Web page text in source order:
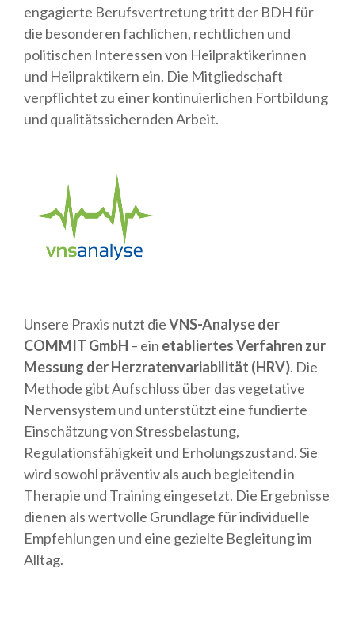
engagierte Berufsvertretung tritt der BDH für
die besonderen fachlichen, rechtlichen und
politischen Interessen von Heilpraktikerinnen
und Heilpraktikern ein. Die Mitgliedschaft
verpflichtet zu einer kontinuierlichen Fortbildung
und qualitätssichernden Arbeit.
Unsere Praxis nutzt dieVNS-Analyse der
COMMIT GmbH – ein etabliertes Verfahren zur
Messung der Herzratenvariabilität (HRV). Die
Methode gibt Aufschluss über das vegetative
Nervensystem und unterstützt eine fundierte
Einschätzung von Stressbelastung,
Regulationsfähigkeit und Erholungszustand. Sie
wird sowohl präventiv als auch begleitend in
Therapie und Training eingesetzt. Die Ergebnisse
dienen als wertvolle Grundlage für individuelle
Empfehlungen und eine gezielte Begleitung im
Alltag.